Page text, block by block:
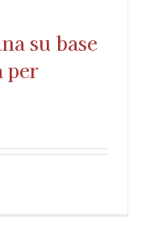
su base
per